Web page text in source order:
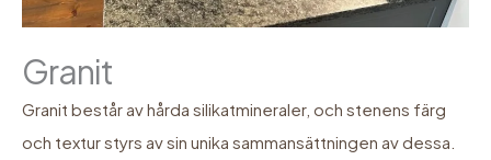
Granit
Granit består av hårda silikatmineraler, och stenens färg
och textur styrs av sin unika sammansättningen av dessa.